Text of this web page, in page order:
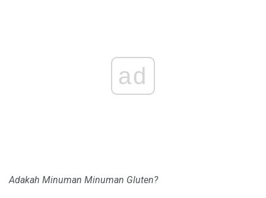
ad
Adakah Minuman Minuman Gluten?